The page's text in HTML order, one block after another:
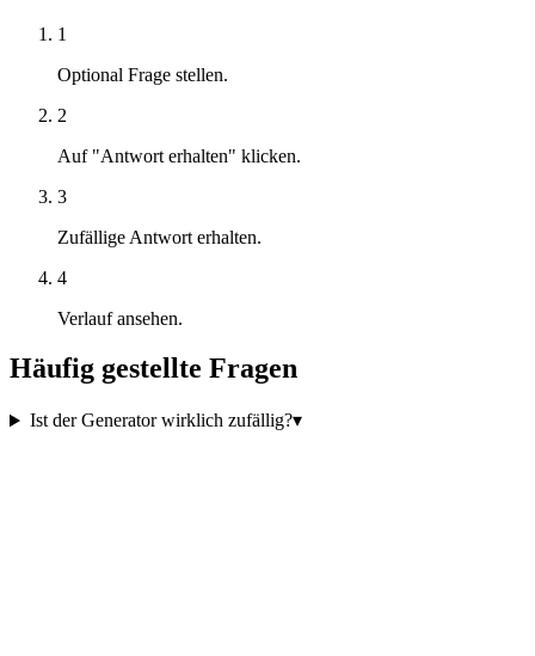
1
Optional Frage stellen.
2
Auf "Antwort erhalten" klicken.
3
Zufällige Antwort erhalten.
4
Verlauf ansehen.
Häufig gestellte Fragen
Ist der Generator wirklich zufällig?▾